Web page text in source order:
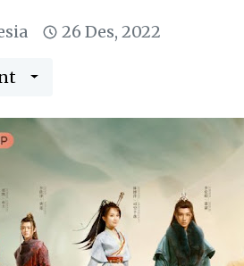
26 Des, 2022